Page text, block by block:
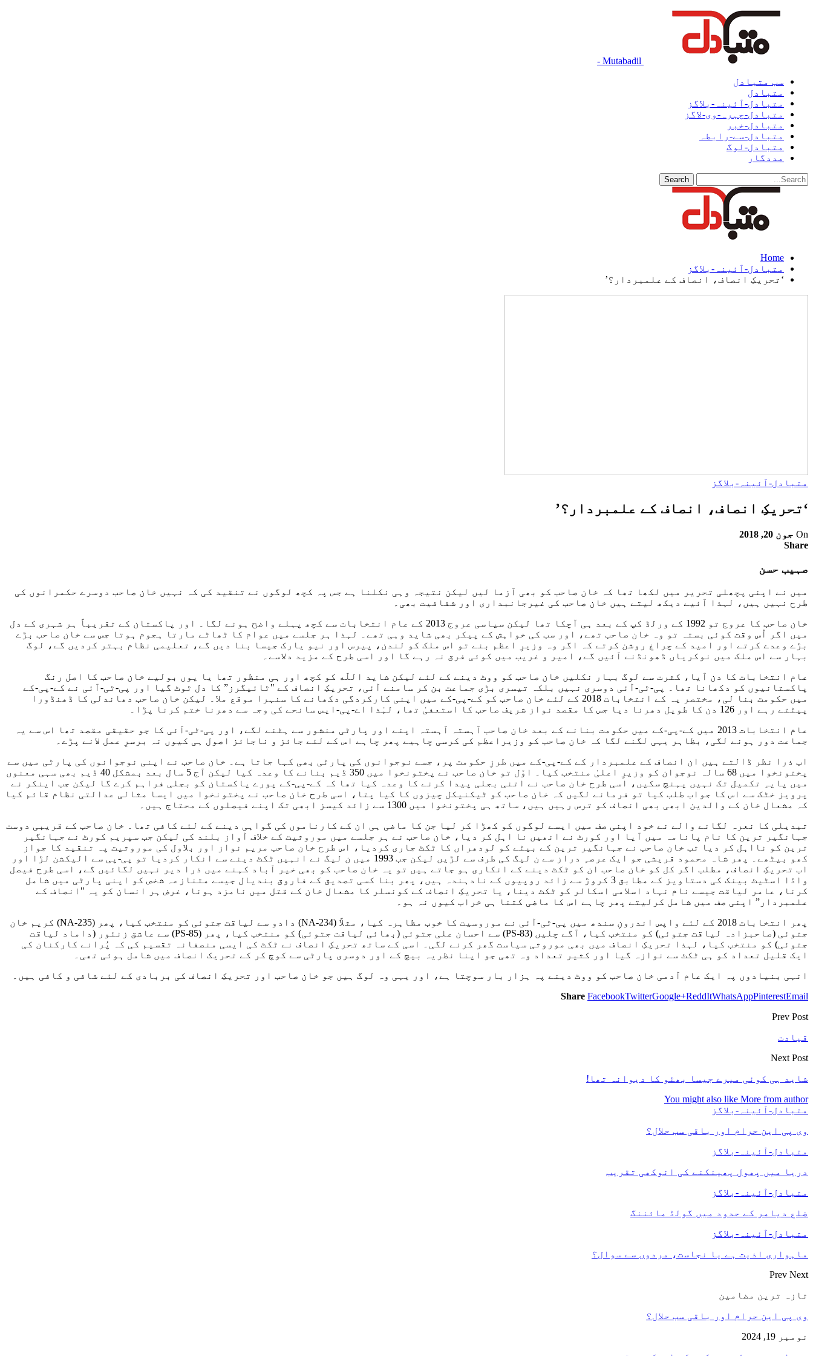
Mutabadil -
سب متبادل
متبادل
متبادل-آئینہ-بلاگز
متبادل-چہرہ-وی-لاگز
متبادل-خبر
متبادل-سے-رابطہ
متبادل-لوگ
مددگار
Home
متبادل-آئینہ-بلاگز
‘تحریکِ انصاف، انصاف کے علمبردار؟’
متبادل-آئینہ-بلاگز
‘تحریکِ انصاف، انصاف کے علمبردار؟’
On جون 20, 2018
Share
صہیب حسن
میں نے اپنی پچھلی تحریر میں لکھا تھا کہ خان صاحب کو بھی آزما لیں لیکن نتیجہ وہی نکلنا ہے جس پہ کچھ لوگوں نے تنقید کی کہ نہیں خان صاحب دوسرے حکمرانوں کی
طرح نہیں ہیں، لہذا آئیے دیکھ لیتے ہیں خان صاحب کی غیرجانبداری اور شفافیت بھی۔
خان صاحب کا عروج تو 1992 کے ورلڈ کپ کے بعد ہی آچکا تھا لیکن سیاسی عروج 2013 کے عام انتخابات سے کچھ پہلے واضح ہونے لگا۔ اور پاکستان کے تقریباً ہر شہری کے دل
میں اگر اُس وقت کوئی بستہ تو وہ خان صاحب تھے، اور سب کی خواہش کے پیکر بھی شاید وہی تھے۔ لہذا ہر جلسے میں عوام کا ٹھاٹے مارتا ہجوم ہوتا جس سے خان صاحب بڑے
بڑے وعدے کرتے اور امید کے چراغ روشن کرتے کہ اگر وہ وزیرِ اعظم بنے تو اس ملک کو لندن، پیرس اور نیو یارک جیسا بنا دیں گے، تعلیمی نظام بہتر کردیں گے، لوگ
بہار سے اس ملک میں نوکریاں ڈھونڈنے آئیں گے، امیر و غریب میں کوئی فرق نہ رہے گا اور اسی طرح کے مزید دلاسے۔
عام انتخابات کا دن آیا، کثرت سے لوگ بہار نکلیں خان صاحب کو ووٹ دینے کے لئے لیکن شاید اللّه کو کچھ اور ہی منظور تھا یا یوں بولیے خان صاحب کا اصل رنگ
پاکستانیوں کو دکھانا تھا۔ پی-ٹی-آئی دوسری نہیں بلکہ تیسری بڑی جماعت بن کر سامنے آئی، تحریکِ انصاف کے "ٹائیگرز” کا دل ٹوٹ گیا اور پی-ٹی-آئی نے کے-پی-کے
میں حکومت بنا لی، مختصر یہ کے انتخابات 2018 کے لئے خان صاحب کو کے-پی-کے میں اپنی کارکردگی دکھانے کا سنہرا موقع ملا۔ لیکن خان صاحب دھاندلی کا ڈھنڈورا
پیٹتے رہے اور 126 دن کا طویل دھرنا دیا جس کا مقصد نواز شریف صاحب کا استعفیٰ تھا، لہٰذا اے-پی-ایس سانحے کی وجہ سے دھرنا ختم کرنا پڑا۔
عام انتخابات 2013 میں کے-پی-کے میں حکومت بنانے کے بعد خان صاحب آہستہ آہستہ اپنے اور پارٹی منشور سے ہٹنے لگے، اور پی-ٹی-آئی کا جو حقیقی مقصد تھا اس سے یہ
جماعت دور ہونے لگی، بظاہر یہی لگنے لگا کہ خان صاحب کو وزیراعظم کی کرسی چاہیے پھر چاہے اس کے لئے جائز و ناجائز اصول ہی کیوں نہ برسرِ عمل لانے پڑے۔
اب ذرا نظر ڈالتے ہیں ان انصاف کے علمبردار کے کے-پی-کے میں طرزِ حکومت پر، جسے نوجوانوں کی پارٹی بھی کہا جاتا ہے۔ خان صاحب نے اپنی نوجوانوں کی پارٹی میں سے
پختونخوا میں 68 سالہ نوجوان کو وزیرِ اعلیٰ منتخب کیا۔ اوّل تو خان صاحب نے پختونخوا میں 350 ڈیم بنانے کا وعدہ کیا لیکن آج 5 سال بعد بمشکل 40 ڈیم بھی سہی معنوں
میں پایہِ تکمیل تک نہیں پہنچ سکیں، اسی طرح خان صاحب نے اتنی بجلی پیدا کرنے کا وعدہ کیا تھا کہ کے-پی-کے پورے پاکستان کو بجلی فراہم کرے گا لیکن جب اینکر نے
پرویز خٹک سے اس کا جواب طلب کیا تو فرمانے لگیں کہ خان صاحب کو ٹیکنیکل چیزوں کا کیا پتا، اسی طرح خان صاحب نے پختونخوا میں ایسا مثالی عدالتی نظام قائم کیا
کہ مشعال خان کے والدین ابھی بھی انصاف کو ترس رہیں ہیں، ساتھ ہی پختونخوا میں 1300 سے زائد کیسز ابھی تک اپنے فیصلوں کے محتاج ہیں۔
تبدیلی کا نعرہ لگانے والے نے خود اپنی صف میں ایسے لوگوں کو کھڑا کر لیا جن کا ماضی ہی ان کے کارناموں کی گواہی دینے کے لئے کافی تھا۔ خان صاحب کے قریبی دوست
جہانگیر ترین کا نام پانامہ میں آیا اور کورٹ نے انھیں نا اہل کر دیا، خان صاحب نے ہر جلسے میں موروثیت کے خلاف آواز بلند کی لیکن جب سپریم کورٹ نے جہانگیر
ترین کو نااہل کر دیا تب خان صاحب نے جہانگیر ترین کے بیٹے کو لودھراں کا ٹکٹ جاری کردیا، اس طرح خان صاحب مریم نواز اور بلاول کی موروثیت پہ تنقید کا جواز
کھو بیٹھے۔ پھر شاہ محمود قریشی جو ایک عرصہِ دراز سے ن لیگ کی طرف سے لڑیں لیکن جب 1993 میں ن لیگ نے انہیں ٹکٹ دینے سے انکار کردیا تو پی-پی سے الیکشن لڑا اور
اب تحریکِ انصاف، مطلب اگر کل کو خان صاحب ان کو ٹکٹ دینے کے انکاری ہو جاتے ہیں تو یہ خان صاحب کو بھی خیر آباد کہنے میں ذرا دیر نہیں لگائیں گے، اسی طرح فیصل
واڈا اسٹیٹ بینک کی دستاویز کے مطابق 3 کروڑ سے زائد روپیوں کے نادہندہ ہیں، پھر بنا کسی تصدیق کے فاروق بندیال جیسے متنازعہ شخص کو اپنی پارٹی میں شامل
کرنا، عامر لیاقت جیسے نام نہاد اسلامی اسکالر کو ٹکٹ دینا، یا تحریکِ انصاف کے کونسلر کا مشعال خان کے قتل میں نامزد ہونا، غرض ہر انسان کو یہ "انصاف کے
علمبردار” اپنی صف میں شامل کرلیتے پھر چاہے اس کا ماضی کتنا ہی خراب کیوں نہ ہو۔
پھر انتخابات 2018 کے لئے واپس اندرونِ سندھ میں پی-ٹی-آئی نے موروسیت کا خوب مظاہرہ کیا، مثلاً (NA-234) دادو سے لیاقت جتوئی کو منتخب کیا، پھر (NA-235) کریم خان
جتوئی (صاحبزادہ لیاقت جتوئی) کو منتخب کیا، آگے چلیں (PS-83) سے احسان علی جتوئی (بھائی لیاقت جتوئی) کو منتخب کیا، پھر (PS-85) سے عاشق زنئور (داماد لیاقت
جتوئی) کو منتخب کیا، لہذا تحریکِ انصاف میں بھی موروثی سیاست گھر کرنے لگی۔ اسی کے ساتھ تحریکِ انصاف نے ٹکٹ کی ایسی منصفانہ تقسیم کی کہ پُرانے کارکنان کی
ایک قلیل تعداد کو ہی ٹکٹ سے نوازہ گیا اور کثیر تعداد وہ تھی جو اپنا نظریہ بیچ کے اور دوسری پارٹی سے کوچ کر کے تحریک انصاف میں شامل ہوئی تھی۔
انہی بنیادوں پہ ایک عام آدمی خان صاحب کو ووٹ دینے پہ ہزار بار سوچتا ہے، اور یہی وہ لوگ ہیں جو خان صاحب اور تحریکِ انصاف کی بربادی کے لئے شافی و کافی ہیں۔
Share FacebookTwitterGoogle+ReddItWhatsAppPinterestEmail
Prev Post
قیادت
Next Post
شاید ہی کوئی میرے جیسا بھٹو کا دیوانہ تھا!
You might also like More from author
متبادل-آئینہ-بلاگز
وی پی این حرام اور باقی سب حلال؟
متبادل-آئینہ-بلاگز
دریا میں پھول پھینکنے کی انوکھی تقریب
متبادل-آئینہ-بلاگز
ضلع دیامر کے حدود میں گولڈ مائننگ
متبادل-آئینہ-بلاگز
ماہواری اذیت ہے یا نجاست، مردوں سے سوال؟
Prev Next
تازہ ترین مضامین
وی پی این حرام اور باقی سب حلال؟
نومبر 19, 2024